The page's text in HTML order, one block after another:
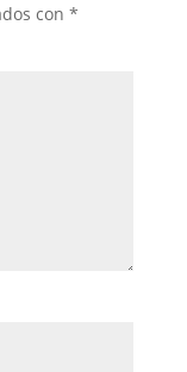
con *